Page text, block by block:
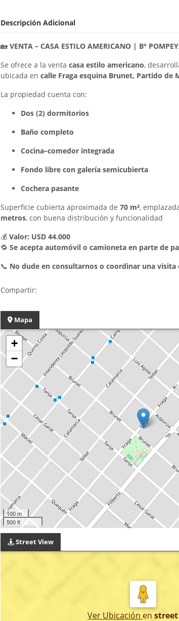
Descripción Adicional
🏡 VENTA – CASA ESTILO AMERICANO | B°
Se ofrece a la venta casa estilo americano,
ubicada en calle Fraga esquina Brunet, Partido de
La propiedad cuenta con:
Dos (2) dormitorios
Baño completo
Cocina–comedor integrada
Fondo libre con galería semicubierta
Cochera pasante
Superficie cubierta aproximada de 70 m²,
metros, con buena distribución y funcionalidad
💰 Valor: USD 44.000
🔁 Se acepta automóvil o camioneta en parte de
📞 No dude en consultarnos o coordinar una visita
Compartir:
Mapa
+
−
100 m
500 ft
Street View
Ver Ubicación en